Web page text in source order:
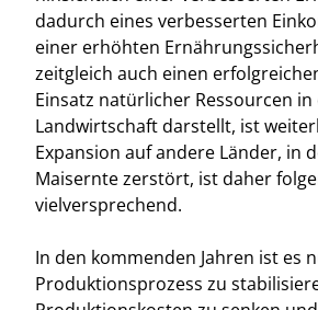
dadurch eines verbesserten
einer erhöhten
zeitgleich auch einen
Einsatz natürlicher Ressourcen in
Landwirtschaft darstellt, ist
Expansion auf andere Länder, in
Maisernte zerstört, ist daher
vielversprechend.
In den kommenden Jahren ist es
Produktionsprozess zu